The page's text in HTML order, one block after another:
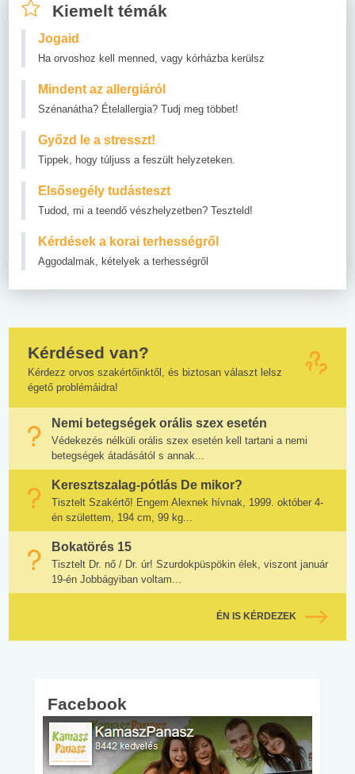
Kiemelt témák
Jogaid
Ha orvoshoz kell menned, vagy kórházba kerülsz
Mindent az allergiáról
Szénanátha? Ételallergia? Tudj meg többet!
Győzd le a stresszt!
Tippek, hogy túljuss a feszült helyzeteken.
Elsősegély tudásteszt
Tudod, mi a teendő vészhelyzetben? Teszteld!
Kérdések a korai terhességről
Aggodalmak, kételyek a terhességről
Kérdésed van?
Kérdezz orvos szakértőinktől, és biztosan választ lelsz
égető problémáidra!
Nemi betegségek orális szex esetén
Védekezés nélküli orális szex esetén kell tartani a nemi
betegségek átadásától s annak...
Keresztszalag-pótlás De mikor?
Tisztelt Szakértő! Engem Alexnek hívnak, 1999. október 4-
én születtem, 194 cm, 99 kg...
Bokatörés 15
Tisztelt Dr. nő / Dr. úr! Szurdokpüspökin élek, viszont január
19-én Jobbágyiban voltam...
ÉN IS KÉRDEZEK
Facebook